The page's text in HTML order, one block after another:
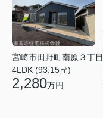
宮崎市田野町南原３丁目
4LDK (93.15㎡)
2,280万円